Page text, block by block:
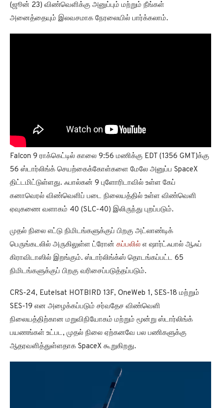
(ஜூன் 23) விண்வெளிக்கு அனுப்பும் மற்றும் நீங்கள்
அனைத்தையும் இலவசமாக நேரலையில் பார்க்கலாம்.
Falcon 9 ராக்கெட்டில் காலை 9:56 மணிக்கு EDT (1356 GMT)க்கு
56 ஸ்டார்லிங்க் செயற்கைக்கோள்களை மேலே அனுப்ப SpaceX
திட்டமிட்டுள்ளது. ஃபால்கன் 9 புளோரிடாவில் உள்ள கேப்
கனாவெரல் விண்வெளிப் படை நிலையத்தில் உள்ள விண்வெளி
ஏவுகணை வளாகம் 40 (SLC-40) இலிருந்து புறப்படும்.
முதல் நிலை எட்டு நிமிடங்களுக்குப் பிறகு அட்லாண்டிக்
பெருங்கடலில் அருகிலுள்ள ட்ரோன் கப்பலில் எ ஷார்ட்ஃபால் ஆஃப்
கிராவிடாஸில் இறங்கும். ஸ்டார்லிங்க்ஸ் தொடங்கப்பட்ட 65
நிமிடங்களுக்குப் பிறகு வரிசைப்படுத்தப்படும்.
CRS-24, Eutelsat HOTBIRD 13F, OneWeb 1, SES-18 மற்றும்
SES-19 என அழைக்கப்படும் சர்வதேச விண்வெளி
நிலையத்திற்கான மறுவிநியோகம் மற்றும் மூன்று ஸ்டார்லிங்க்
பயணங்கள் உட்பட, முதல் நிலை ஏற்கனவே பல பணிகளுக்கு
ஆதரவளித்துள்ளதாக SpaceX கூறுகிறது.